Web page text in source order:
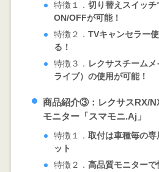
特徴１．切り替えスイッ
ON/OFFが可能！
特徴２．TVキャンセラー
る！
特徴３． レクサスチーム
ライブ）の使用が可能！
商品紹介③：レクサスRX/
モニター「スマモニ.Aj」
特徴１．取付は車種毎の専
ット
特徴２． 高品質モニター